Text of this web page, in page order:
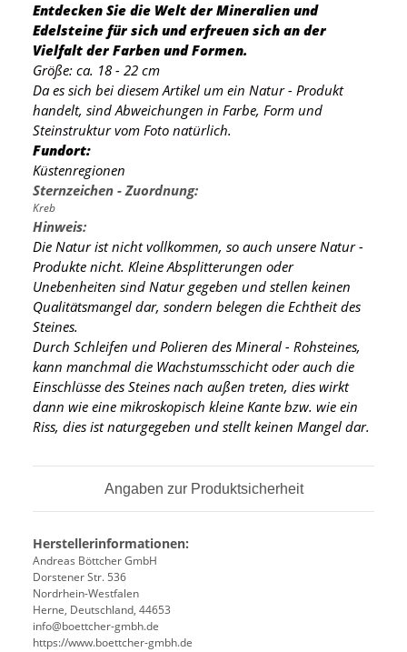
Entdecken Sie die Welt der Mineralien und
Edelsteine für sich und erfreuen sich an der
Vielfalt der Farben und Formen.
Größe: ca. 18 - 22 cm
Da es sich bei diesem Artikel um ein Natur - Produkt
handelt, sind Abweichungen in Farbe, Form und
Steinstruktur vom Foto natürlich.
Fundort:
Küstenregionen
Sternzeichen - Zuordnung:
Kreb
Hinweis:
Die Natur ist nicht vollkommen, so auch unsere Natur -
Produkte nicht. Kleine Absplitterungen oder
Unebenheiten sind Natur gegeben und stellen keinen
Qualitätsmangel dar, sondern belegen die Echtheit des
Steines.
Durch Schleifen und Polieren des Mineral - Rohsteines,
kann manchmal die Wachstumsschicht oder auch die
Einschlüsse des Steines nach außen treten, dies wirkt
dann wie eine mikroskopisch kleine Kante bzw. wie ein
Riss, dies ist naturgegeben und stellt keinen Mangel dar.
Angaben zur Produktsicherheit
Herstellerinformationen:
Andreas Böttcher GmbH
Dorstener Str. 536
Nordrhein-Westfalen
Herne, Deutschland, 44653
info@boettcher-gmbh.de
https://www.boettcher-gmbh.de